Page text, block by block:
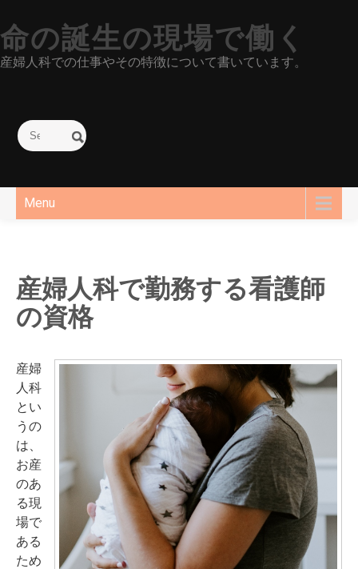
to
content
命の誕生の現場で働く
産婦人科での仕事やその特徴について書いています。
Menu
産婦人科で勤務する看護師
の資格
産婦
人科
とい
うの
は、
お産
のあ
る現
場で
ある
ため